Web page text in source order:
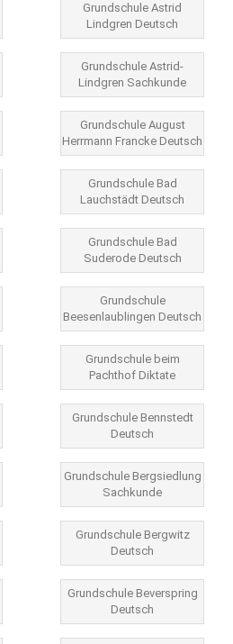
Grundschule Astrid
Lindgren Deutsch
Grundschule Astrid-
Lindgren Sachkunde
Grundschule August
Herrmann Francke Deutsch
Grundschule Bad
Lauchstädt Deutsch
Grundschule Bad
Suderode Deutsch
Grundschule
Beesenlaublingen Deutsch
Grundschule beim
Pachthof Diktate
Grundschule Bennstedt
Deutsch
Grundschule Bergsiedlung
Sachkunde
Grundschule Bergwitz
Deutsch
Grundschule Beverspring
Deutsch